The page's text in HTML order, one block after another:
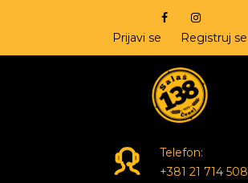
Prijavi se Registruj se
Telefon:
+381 21 714 508